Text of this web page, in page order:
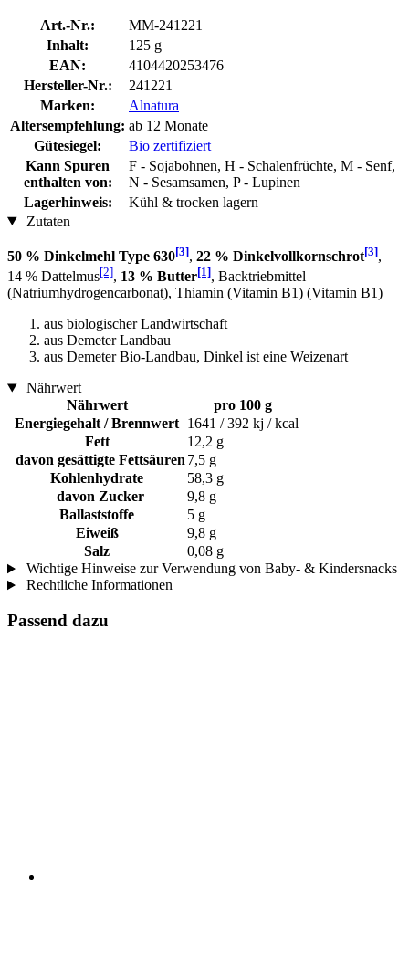
Art.-Nr.:
MM-241221
Inhalt:
125 g
EAN:
4104420253476
Hersteller-Nr.:
241221
Marken:
Alnatura
Altersempfehlung: ab 12 Monate
Gütesiegel:
Bio zertifiziert
Kann Spuren
enthalten von:
F - Sojabohnen, H - Schalenfrüchte, M - Senf,
N - Sesamsamen, P - Lupinen
Lagerhinweis:
Kühl & trocken lagern
Zutaten
50 % Dinkelmehl Type 630[3], 22 % Dinkelvollkornschrot[3],
14 % Dattelmus[2], 13 % Butter[1], Backtriebmittel
(Natriumhydrogencarbonat), Thiamin (Vitamin B1) (Vitamin B1)
aus biologischer Landwirtschaft
aus Demeter Landbau
aus Demeter Bio-Landbau, Dinkel ist eine Weizenart
Nährwert
Nährwert
pro 100 g
Energiegehalt / Brennwert 1641 / 392 kj / kcal
Fett
12,2 g
davon gesättigte Fettsäuren 7,5 g
Kohlenhydrate
58,3 g
davon Zucker
9,8 g
Ballaststoffe
5 g
Eiweiß
9,8 g
Salz
0,08 g
Wichtige Hinweise zur Verwendung von Baby- & Kindersnacks
Rechtliche Informationen
Passend dazu